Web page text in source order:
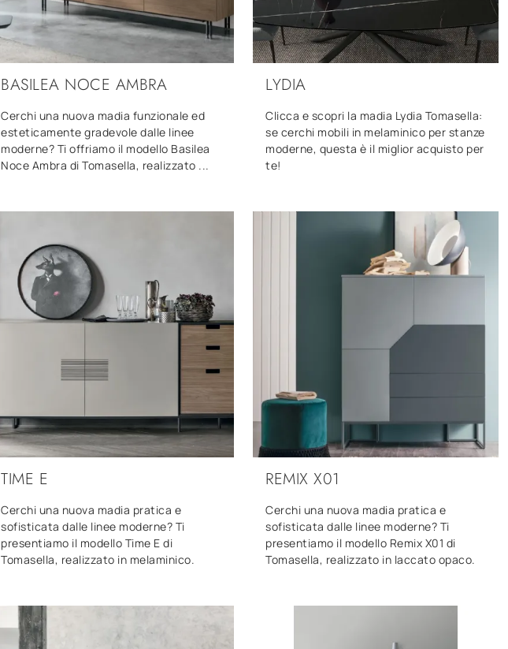
BASILEA NOCE AMBRA
Cerchi una nuova madia funzionale ed
esteticamente gradevole dalle linee
moderne? Ti offriamo il modello Basilea
Noce Ambra di Tomasella, realizzato ...
LYDIA
Clicca e scopri la madia Lydia Tomasella:
se cerchi mobili in melaminico per stanze
moderne, questa è il miglior acquisto per
te!
TIME E
Cerchi una nuova madia pratica e
sofisticata dalle linee moderne? Ti
presentiamo il modello Time E di
Tomasella, realizzato in melaminico.
REMIX X01
Cerchi una nuova madia pratica e
sofisticata dalle linee moderne? Ti
presentiamo il modello Remix X01 di
Tomasella, realizzato in laccato opaco.